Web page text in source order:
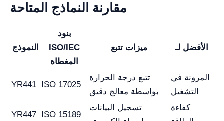
مقارنة النماذج المتاحة
النموذج
بنود
ISO/IEC
المغطاة
ميزات تتبع الأفضل لـ
YR441 ISO 17025
تتبع درجة الحرارة
بواسطة معالج دقيق
المرونة في
التشغيل
YR447 ISO 15189
تسجيل البيانات
كفاءة